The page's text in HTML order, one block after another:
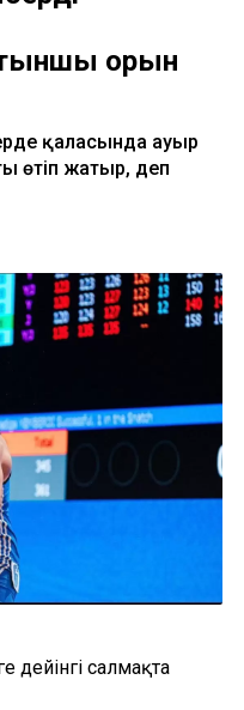
орын
қаласында ауыр
өтіп жатыр, деп
дейінгі салмақта